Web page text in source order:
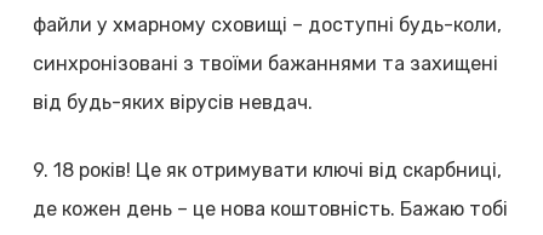
файли у хмарному сховищі – доступні будь-коли,
синхронізовані з твоїми бажаннями та захищені
від будь-яких вірусів невдач.
9. 18 років! Це як отримувати ключі від скарбниці,
де кожен день – це нова коштовність. Бажаю тобі